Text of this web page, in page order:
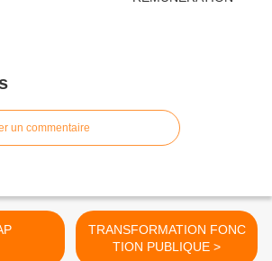
un commentaire
TRANSFORMATION FONC
TION PUBLIQUE >